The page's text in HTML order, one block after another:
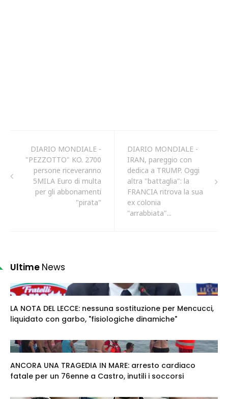
DIARIO MONDIALE -
"PEZZOTTO" KO. 2700
persone riceveranno
5MILA Euro di multa
per gli abbonamenti
"pirata"
DIARIO MONDIALE -
IRAN, pareggio con
dedica a TRUMP. Oggi
altra "battaglia": la
FRANCIA ritrova la sua
ex colonia
"arrabbiata"...
Ultime News
LA NOTA DEL LECCE: nessuna sostituzione per Mencucci,
liquidato con garbo, "fisiologiche dinamiche"
ANCORA UNA TRAGEDIA IN MARE: arresto cardiaco
fatale per un 76enne a Castro, inutili i soccorsi